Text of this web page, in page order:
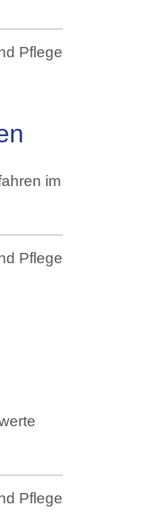
Pflege
im
Pflege
Pflege